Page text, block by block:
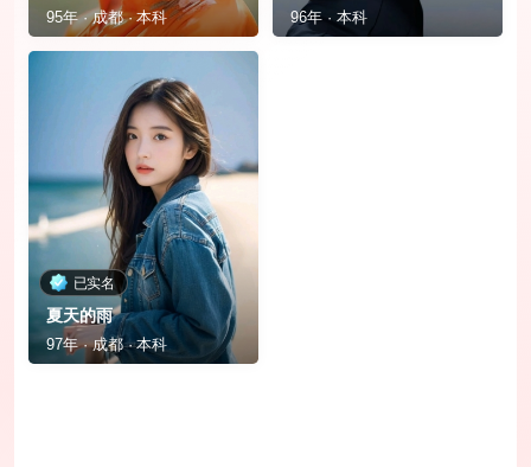
95年 · 成都 · 本科 96年 · 本科
已实名
夏天的雨
97年 · 成都 · 本科